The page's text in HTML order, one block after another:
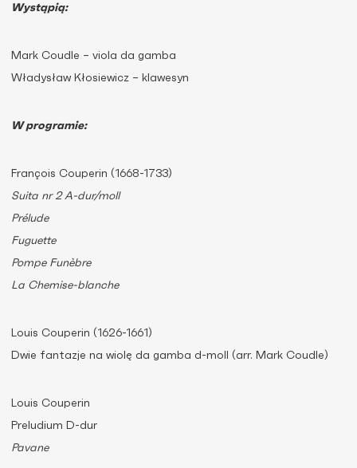
Wystąpią:
Mark Coudle – viola da gamba
Władysław Kłosiewicz – klawesyn
W programie:
François Couperin (1668-1733)
Suita nr 2 A-dur/moll
Prélude
Fuguette
Pompe Funèbre
La Chemise-blanche
Louis Couperin (1626-1661)
Dwie fantazje na wiolę da gamba d-moll (arr. Mark Coudle)
Louis Couperin
Preludium D-dur
Pavane